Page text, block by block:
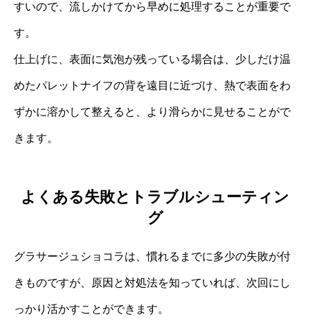
すいので、流しかけてから早めに処理することが重要で
す。
仕上げに、表面に気泡が残っている場合は、少しだけ温
めたパレットナイフの背を遠目に近づけ、熱で表面をわ
ずかに溶かして整えると、より滑らかに見せることがで
きます。
よくある失敗とトラブルシューティン
グ
グラサージュショコラは、慣れるまでに多少の失敗が付
きものですが、原因と対処法を知っていれば、次回にし
っかり活かすことができます。